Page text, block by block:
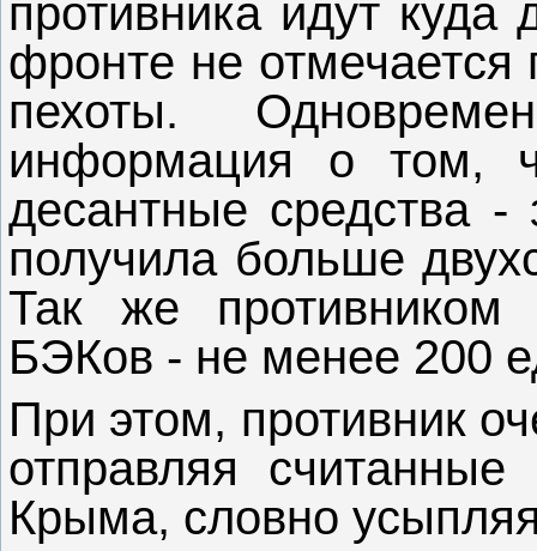
противника идут
фронте не отмечается
пехоты.
информация о том,
десантные средства -
получила больше
Так же противником
БЭКов - не менее 200
При этом, противник
отправляя
Крыма, словно